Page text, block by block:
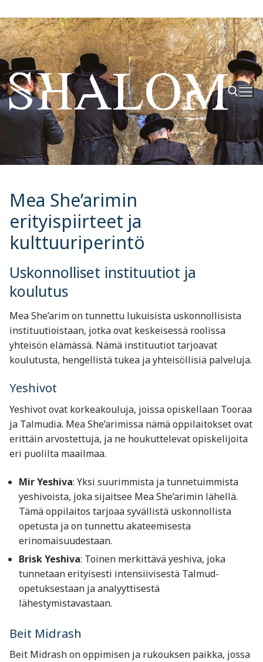
Hyppää
sisältöön
Hae:
Mea She’arimin
erityispiirteet ja
kulttuuriperintö
Uskonnolliset instituutiot ja
koulutus
Mea She’arim on tunnettu lukuisista uskonnollisista
instituutioistaan, jotka ovat keskeisessä roolissa
yhteisön elämässä. Nämä instituutiot tarjoavat
koulutusta, hengellistä tukea ja yhteisöllisiä palveluja.
Yeshivot
Yeshivot ovat korkeakouluja, joissa opiskellaan Tooraa
ja Talmudia. Mea She’arimissa nämä oppilaitokset ovat
erittäin arvostettuja, ja ne houkuttelevat opiskelijoita
eri puolilta maailmaa.
Mir Yeshiva: Yksi suurimmista ja tunnetuimmista
yeshivoista, joka sijaitsee Mea She’arimin lähellä.
Tämä oppilaitos tarjoaa syvällistä uskonnollista
opetusta ja on tunnettu akateemisesta
erinomaisuudestaan.
Brisk Yeshiva: Toinen merkittävä yeshiva, joka
tunnetaan erityisesti intensiivisestä Talmud-
opetuksestaan ja analyyttisestä
lähestymistavastaan.
Beit Midrash
Beit Midrash on oppimisen ja rukouksen paikka, jossa